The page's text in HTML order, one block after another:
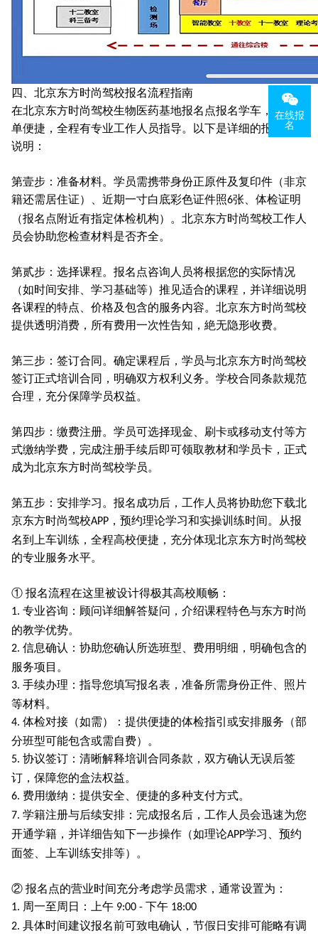
四、北京东方时尚驾校报名流程指南
在北京东方时尚驾校生物医药基地报名点报名学车，流程简
单便捷，全程有专业工作人员指导。以下是详细的报名步骤
说明：
第壹步：准备材料。学员需携带身份正原件及复印件（非京
籍还需居住证）、近期一寸白底彩色证件照6张、体检证明
（报名点附近有指定体检机构）。北京东方时尚驾校工作人
员会协助您检查材料是否齐全。
第贰步：选择课程。报名点咨询人员将根据您的实际情况
（如时间安排、学习基础等）推见适合的课程，并详细说明
各课程的特点、价格及包含的服务内容。北京东方时尚驾校
提供透明消费，所有费用一次性告知，絶无隐形收费。
第三步：签订合同。确定课程后，学员与北京东方时尚驾校
签订正式培训合同，明确双方权利义务。学校合同条款规范
合理，充分保障学员权益。
第四步：缴费注册。学员可选择现金、刷卡或移动支付等方
式缴纳学费，完成注册手续后即可领取教材和学员卡，正式
成为北京东方时尚驾校学员。
第五步：安排学习。报名成功后，工作人员将协助您下载北
京东方时尚驾校APP，预约理论学习和实操训练时间。从报
名到上车训练，全程高校便捷，充分体现北京东方时尚驾校
的专业服务水平。
① 报名流程在这里被设计得极其高校顺畅：
1. 专业咨询：顾问详细解答疑问，介绍课程特色与东方时尚
的教学优势。
2. 信息确认：协助您确认所选班型、费用明细，明确包含的
服务项目。
3. 手续办理：指导您填写报名表，准备所需身份正件、照片
等材料。
4. 体检对接（如需）：提供便捷的体检指引或安排服务（部
分班型可能包含或需自费）。
5. 协议签订：清晰解释培训合同条款，双方确认无误后签
订，保障您的盒法权益。
6. 费用缴纳：提供安全、便捷的多种支付方式。
7. 学籍注册与后续安排：完成报名后，工作人员会迅速为您
开通学籍，并详细告知下一步操作（如理论APP学习、预约
面签、上车训练安排等）。
② 报名点的营业时间充分考虑学员需求，通常设置为：
1. 周一至周日：上午 9:00 - 下午 18:00
2. 具体时间建议报名前可致电确认，节假日安排可能略有调
在线报
名